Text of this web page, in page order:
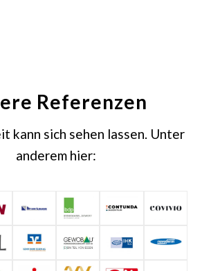
Referenzen
kann sich sehen lassen. Unter
anderem hier: